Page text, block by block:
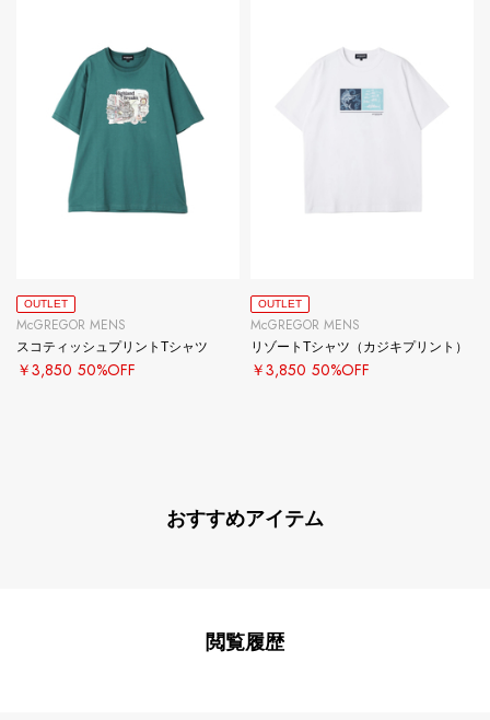
OUTLET
McGREGOR MENS
スコティッシュプリントTシャツ
￥3,850 50%OFF
OUTLET
McGREGOR MENS
リゾートTシャツ（カジキプリント）
￥3,850 50%OFF
おすすめアイテム
閲覧履歴